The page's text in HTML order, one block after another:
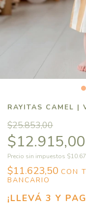
RAYITAS CAMEL |
$25.853,00
$12.915,00
Precio sin impuestos
$11.623,50 CON
BANCARIO
¡LLEVÁ 3 Y